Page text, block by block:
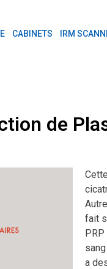
CABINETS IRM
de
fait
a